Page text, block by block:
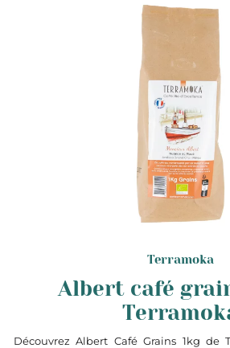
Terramoka
Albert café
Découvrez Albert Café Grains 1kg de